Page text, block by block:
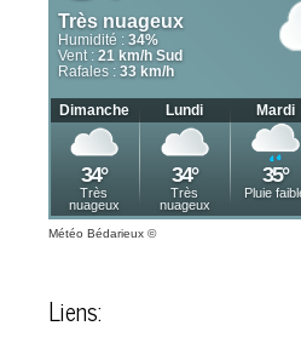
Météo Bédarieux ©
Liens: